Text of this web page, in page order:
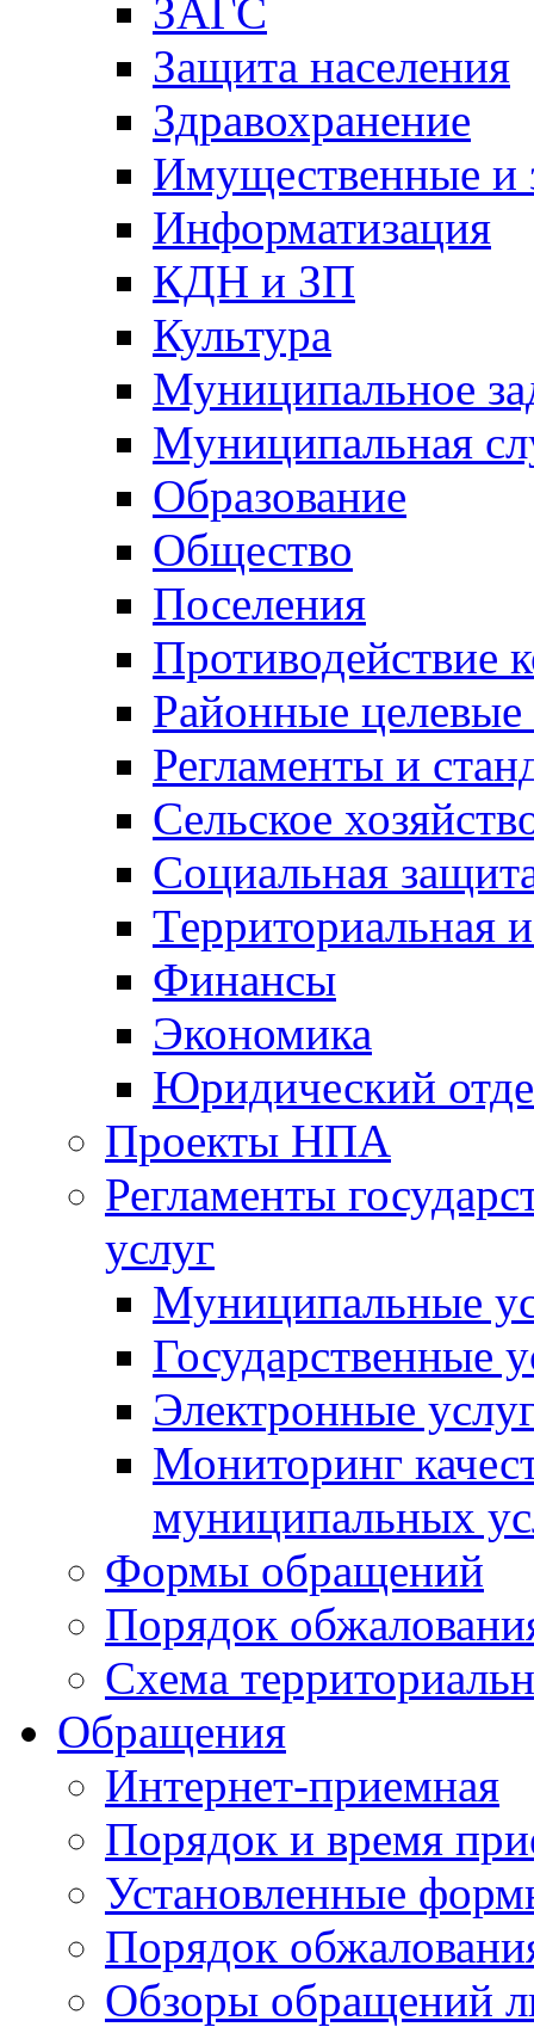
ЗАГС
Защита населения
Здравохранение
Имущественные и
Информатизация
КДН и ЗП
Культура
Муниципальное
Муниципальная
Образование
Общество
Поселения
Противодействие
Районные
Регламенты и
Сельское
Социальная
Территориальная
Финансы
Экономика
Юридический
Проекты НПА
Регламенты
услуг
Муниципальные
Государственные
Электронные
Мониторинг
муниципальных
Формы обращений
Порядок
Схема
Обращения
Интернет-приемная
Порядок и время
Установленные
Порядок
Обзоры обращений